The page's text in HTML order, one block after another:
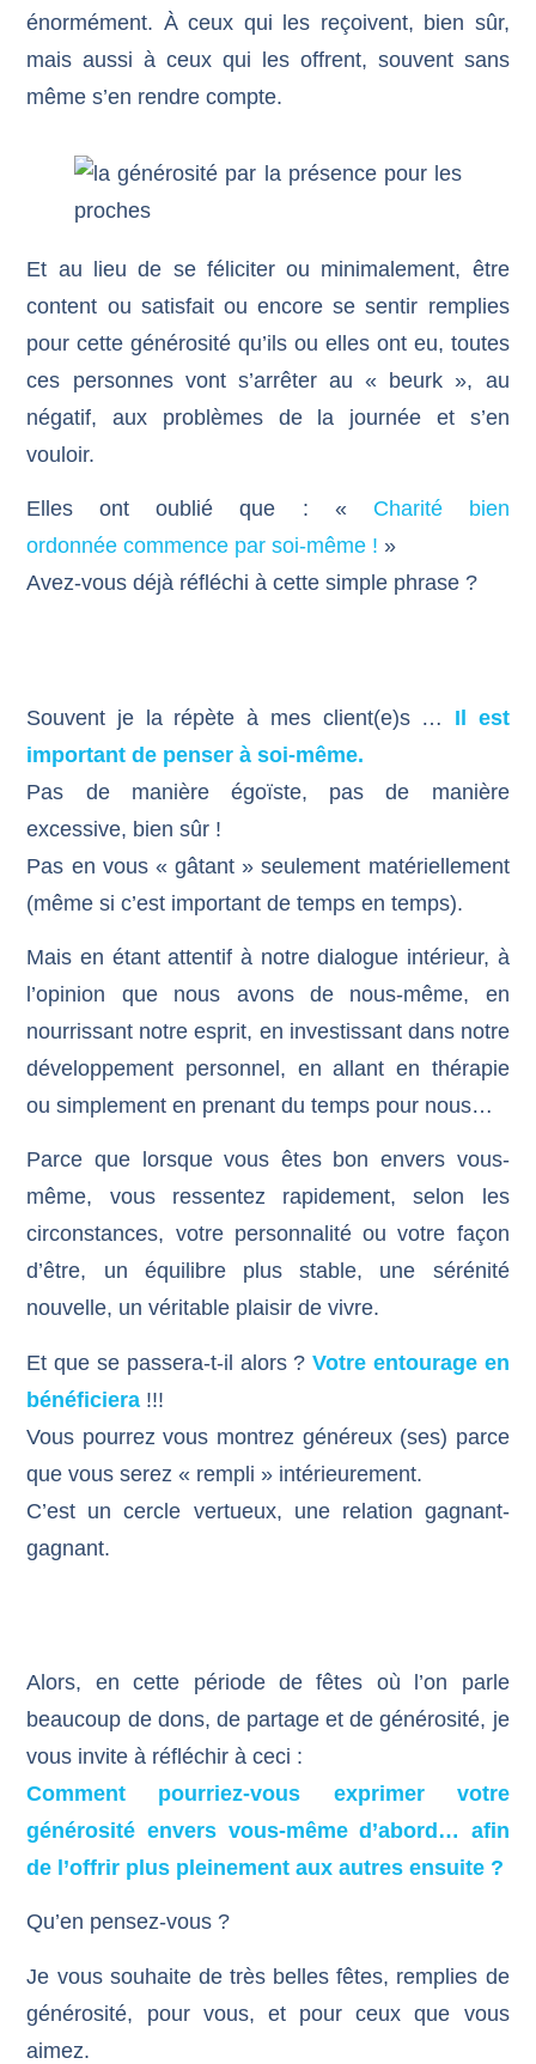
énormément. À ceux qui les reçoivent, bien sûr,
mais aussi à ceux qui les offrent, souvent sans
même s’en rendre compte.
Et au lieu de se féliciter ou minimalement, être
content ou satisfait ou encore se sentir remplies
pour cette générosité qu’ils ou elles ont eu, toutes
ces personnes vont s’arrêter au « beurk », au
négatif, aux problèmes de la journée et s’en
vouloir.
Elles ont oublié que : « Charité bien
ordonnée commence par soi-même ! »
Avez-vous déjà réfléchi à cette simple phrase ?
Souvent je la répète à mes client(e)s … Il est
important de penser à soi-même.
Pas de manière égoïste, pas de manière
excessive, bien sûr !
Pas en vous « gâtant » seulement matériellement
(même si c’est important de temps en temps).
Mais en étant attentif à notre dialogue intérieur, à
l’opinion que nous avons de nous-même, en
nourrissant notre esprit, en investissant dans notre
développement personnel, en allant en thérapie
ou simplement en prenant du temps pour nous…
Parce que lorsque vous êtes bon envers vous-
même, vous ressentez rapidement, selon les
circonstances, votre personnalité ou votre façon
d’être, un équilibre plus stable, une sérénité
nouvelle, un véritable plaisir de vivre.
Et que se passera-t-il alors ?Votre entourage en
bénéficiera !!!
Vous pourrez vous montrez généreux (ses) parce
que vous serez « rempli » intérieurement.
C’est un cercle vertueux, une relation gagnant-
gagnant.
Alors, en cette période de fêtes où l’on parle
beaucoup de dons, de partage et de générosité, je
vous invite à réfléchir à ceci :
Comment pourriez-vous exprimer votre
générosité envers vous-même d’abord… afin
de l’offrir plus pleinement aux autres ensuite ?
Qu’en pensez-vous ?
Je vous souhaite de très belles fêtes, remplies de
générosité, pour vous, et pour ceux que vous
aimez.